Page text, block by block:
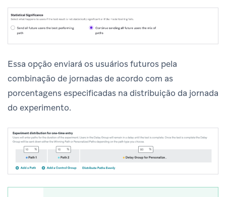
Essa opção enviará os usuários futuros pela
combinação de jornadas de acordo com as
porcentagens especificadas na distribuição da jornada
do experimento.